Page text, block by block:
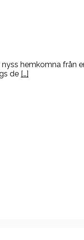
hemkomna från
de […]